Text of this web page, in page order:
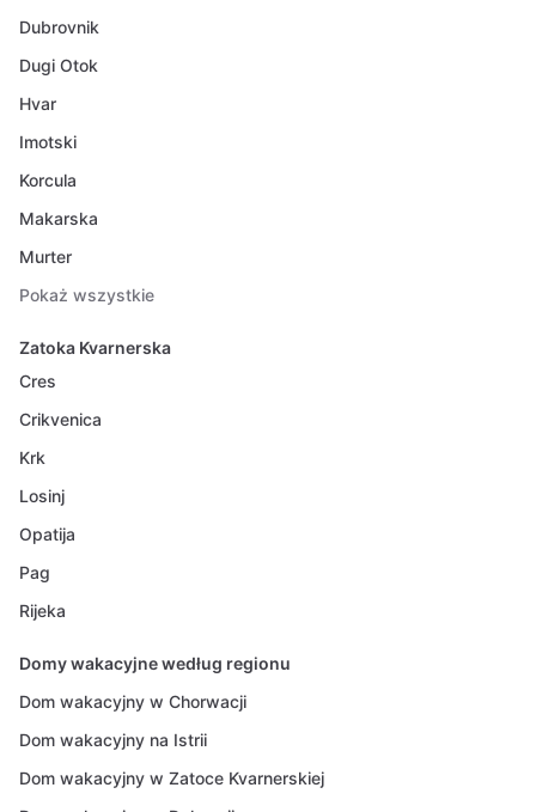
Dubrovnik
Dugi Otok
Hvar
Imotski
Korcula
Makarska
Murter
Pokaż wszystkie
Zatoka Kvarnerska
Cres
Crikvenica
Krk
Losinj
Opatija
Pag
Rijeka
Domy wakacyjne według regionu
Dom wakacyjny w Chorwacji
Dom wakacyjny na Istrii
Dom wakacyjny w Zatoce Kvarnerskiej